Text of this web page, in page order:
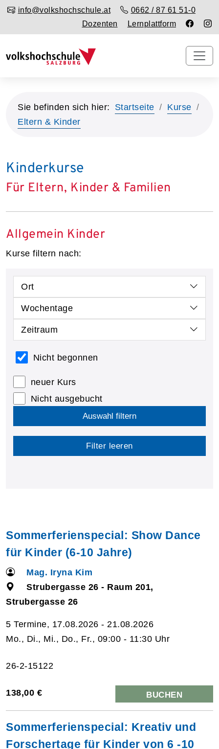
info@volkshochschule.at
0662 / 87 61 51-0
Dozenten
Lernplattform
Sie befinden sich hier: Startseite
Kurse
Eltern & Kinder
Kinderkurse
Für Eltern, Kinder & Familien
Allgemein Kinder
Kurse filtern nach:
Ort
Wochentage
Zeitraum
Nicht begonnen
neuer Kurs
Nicht ausgebucht
Auswahl filtern
Filter leeren
Sommerferienspecial: Show Dance
für Kinder (6-10 Jahre)
Mag. Iryna Kim
Strubergasse 26 - Raum 201,
Strubergasse 26
5 Termine, 17.08.2026 - 21.08.2026
Mo., Di., Mi., Do., Fr., 09:00 - 11:30 Uhr
26-2-15122
138,00 € BUCHEN
Sommerferienspecial: Kreativ und
Forschertage für Kinder von 6 -10